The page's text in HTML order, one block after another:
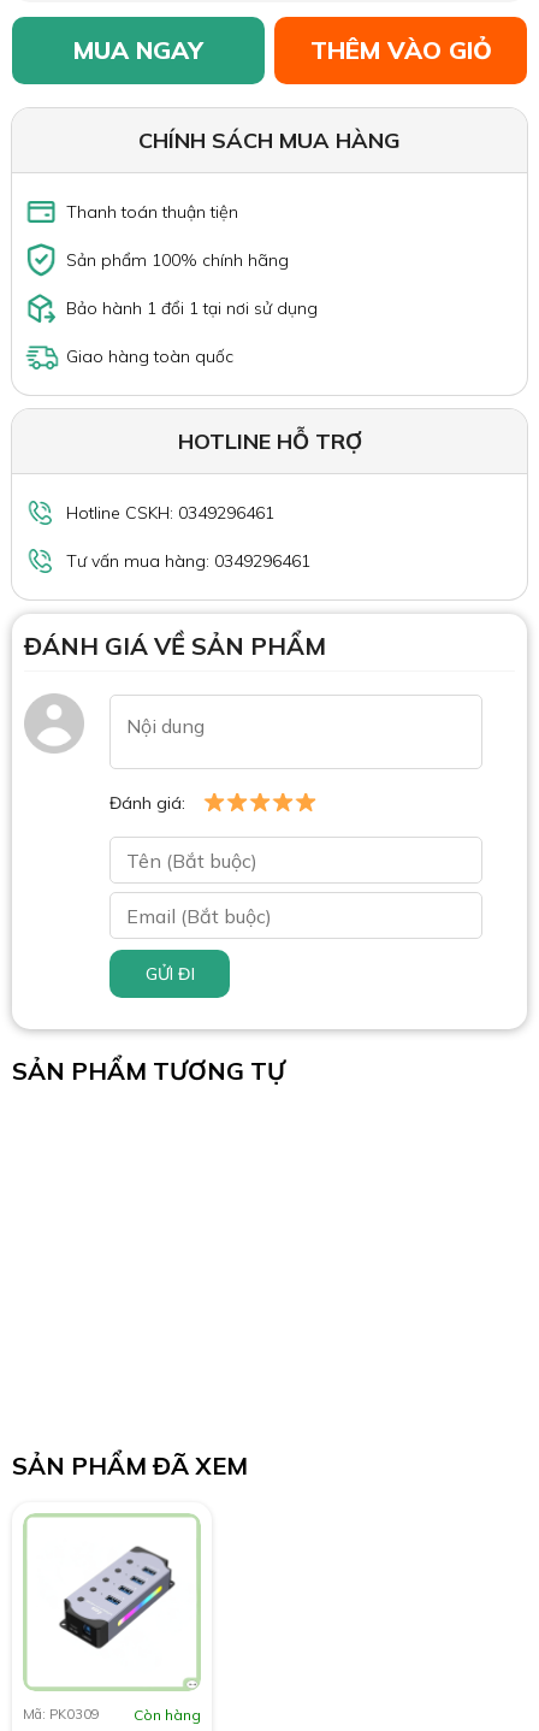
MUA NGAY THÊM VÀO GIỎ
CHÍNH SÁCH MUA HÀNG
Thanh toán thuận tiện
Sản phẩm 100% chính hãng
Bảo hành 1 đổi 1 tại nơi sử dụng
Giao hàng toàn quốc
HOTLINE HỖ TRỢ
Hotline CSKH: 0349296461
Tư vấn mua hàng: 0349296461
ĐÁNH GIÁ VỀ SẢN PHẨM
Đánh giá:
GỬI ĐI
SẢN PHẨM TƯƠNG TỰ
SẢN PHẨM ĐÃ XEM
Mã: PK0309 Còn hàng